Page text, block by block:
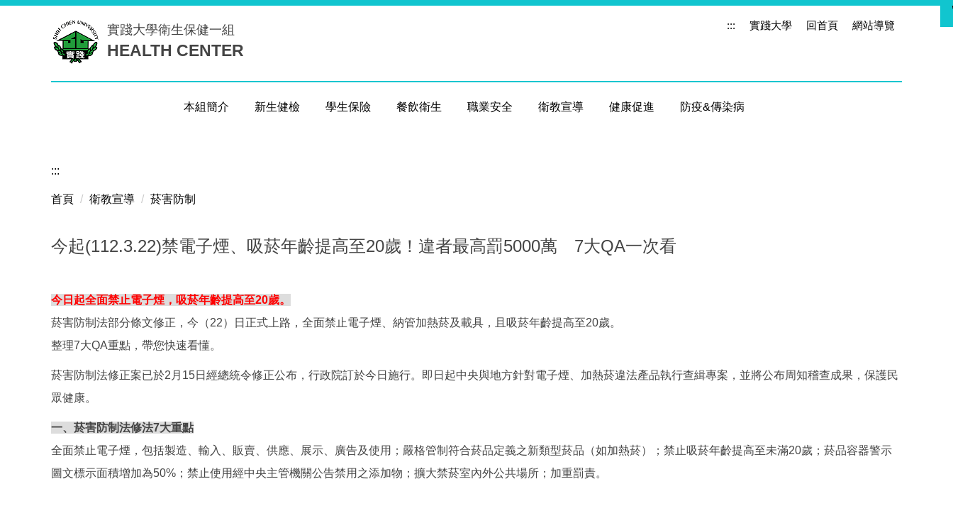
實踐大學衛生保健一組
HEALTH CENTER
本組簡介 新生健檢 學生保險 餐飲衛生 職業安全 衛教宣導 健康促進 防疫&傳染病
::: 實踐大學 回首頁 網站導覽
:::
首頁 衛教宣導 菸害防制
今起(112.3.22)禁電子煙、吸菸年齡提高至20歲！違者最高罰5000萬 7大QA一次看
今日起全面禁止電子煙，吸菸年齡提高至20歲。
菸害防制法部分條文修正，今（22）日正式上路，全面禁止電子煙、納管加熱菸及載具，且吸菸年齡提高至20歲。
整理7大QA重點，帶您快速看懂。
菸害防制法修正案已於2月15日經總統令修正公布，行政院訂於今日施行。即日起中央與地方針對電子煙、加熱菸違法產品執行查緝專案，並將公布周知稽查成果，保護民
眾健康。
一、菸害防制法修法7大重點
全面禁止電子煙，包括製造、輸入、販賣、供應、展示、廣告及使用；嚴格管制符合菸品定義之新類型菸品（如加熱菸）；禁止吸菸年齡提高至未滿20歲；菸品容器警示
圖文標示面積增加為50%；禁止使用經中央主管機關公告禁用之添加物；擴大禁菸室內外公共場所；加重罰責。